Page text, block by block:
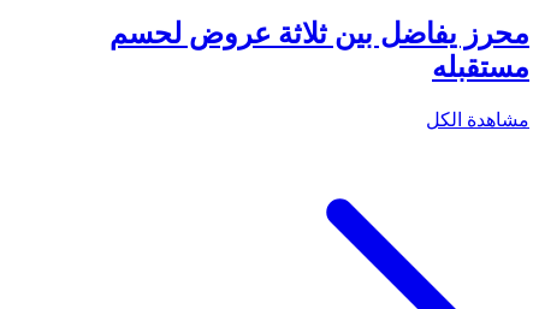
محرز يفاضل بين ثلاثة عروض لحسم
مستقبله
مشاهدة الكل